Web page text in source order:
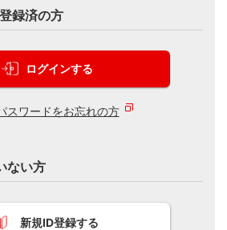
録済の方
ログインする
スワードをお忘れの方
ない方
新規ID登録する